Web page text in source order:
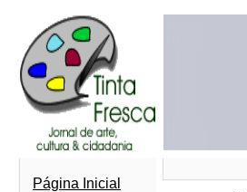
Página Inicial